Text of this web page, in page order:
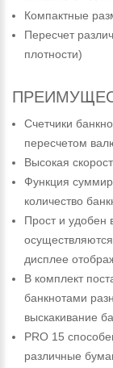
Компактные
Пересчет
плотности)
Счетчики
пересчетом
Высокая
Функция
количество
Прост и удобен
дисплее
В комплект
банкнотами
выскакивание
PRO 15
различные